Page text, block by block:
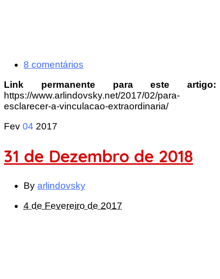
8 comentários
Link permanente para este artigo:
https://www.arlindovsky.net/2017/02/para-
esclarecer-a-vinculacao-extraordinaria/
Fev 04 2017
31 de Dezembro de 2018
By arlindovsky
4 de Fevereiro de 2017